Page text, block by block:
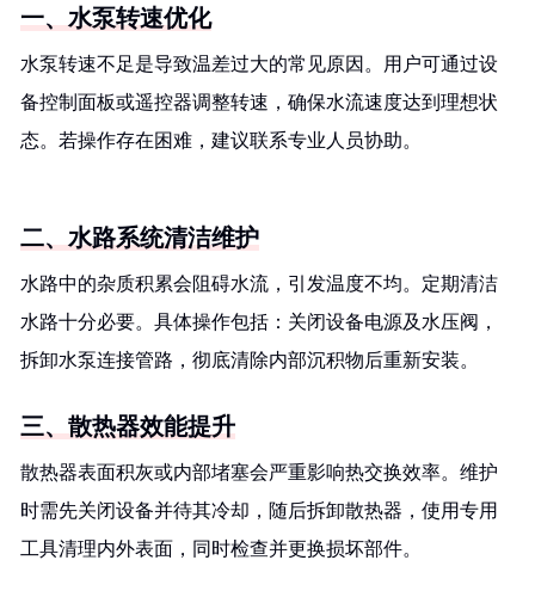
一、水泵转速优化
水泵转速不足是导致温差过大的常见原因。用户可通过设
备控制面板或遥控器调整转速，确保水流速度达到理想状
态。若操作存在困难，建议联系专业人员协助。
二、水路系统清洁维护
水路中的杂质积累会阻碍水流，引发温度不均。定期清洁
水路十分必要。具体操作包括：关闭设备电源及水压阀，
拆卸水泵连接管路，彻底清除内部沉积物后重新安装。
三、散热器效能提升
散热器表面积灰或内部堵塞会严重影响热交换效率。维护
时需先关闭设备并待其冷却，随后拆卸散热器，使用专用
工具清理内外表面，同时检查并更换损坏部件。